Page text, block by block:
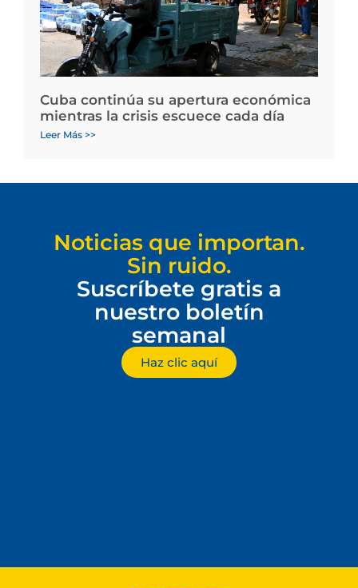
Cuba continúa su apertura económica
mientras la crisis escuece cada día
Leer Más >>
Noticias que importan.
Sin ruido.
Suscríbete gratis a
nuestro boletín
semanal
Haz clic aquí